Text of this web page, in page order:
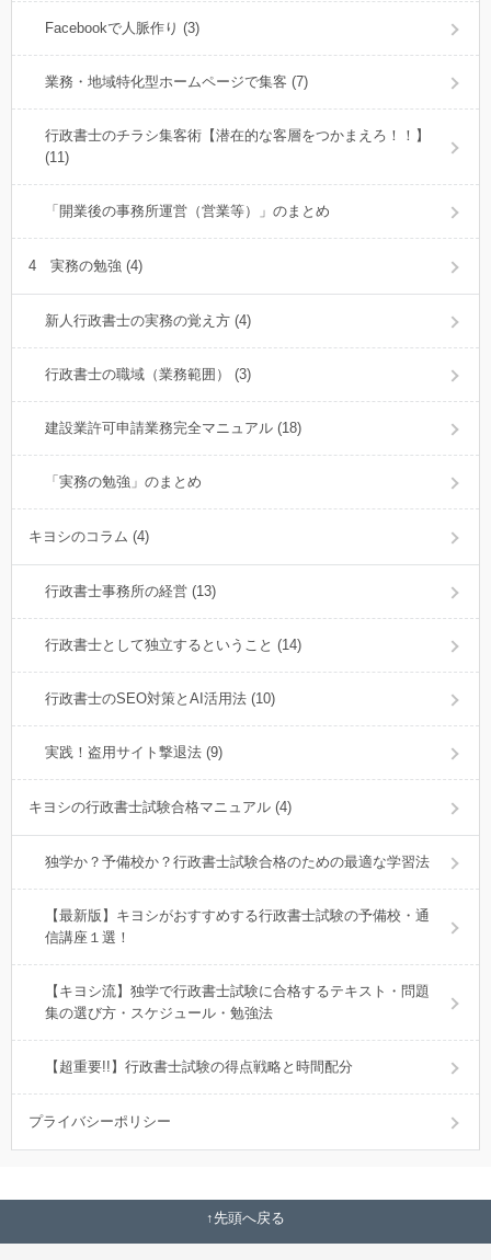
Facebookで人脈作り (3)
業務・地域特化型ホームページで集客 (7)
行政書士のチラシ集客術【潜在的な客層をつかまえろ！！】
(11)
「開業後の事務所運営（営業等）」のまとめ
4 実務の勉強 (4)
新人行政書士の実務の覚え方 (4)
行政書士の職域（業務範囲） (3)
建設業許可申請業務完全マニュアル (18)
「実務の勉強」のまとめ
キヨシのコラム (4)
行政書士事務所の経営 (13)
行政書士として独立するということ (14)
行政書士のSEO対策とAI活用法 (10)
実践！盗用サイト撃退法 (9)
キヨシの行政書士試験合格マニュアル (4)
独学か？予備校か？行政書士試験合格のための最適な学習法
【最新版】キヨシがおすすめする行政書士試験の予備校・通
信講座１選！
【キヨシ流】独学で行政書士試験に合格するテキスト・問題
集の選び方・スケジュール・勉強法
【超重要!!】行政書士試験の得点戦略と時間配分
プライバシーポリシー
先頭へ戻る